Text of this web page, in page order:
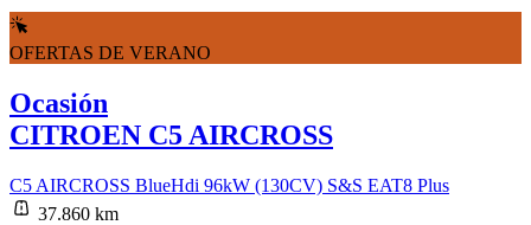
OFERTAS DE VERANO
Ocasión
CITROEN C5 AIRCROSS
C5 AIRCROSS BlueHdi 96kW (130CV) S&S EAT8 Plus
37.860 km